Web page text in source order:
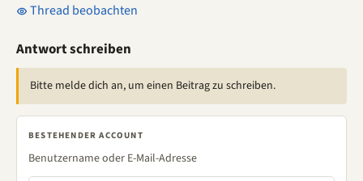
Thread beobachten
Antwort schreiben
Bitte melde dich an, um einen Beitrag zu schreiben.
BESTEHENDER ACCOUNT
Benutzername oder E-Mail-Adresse